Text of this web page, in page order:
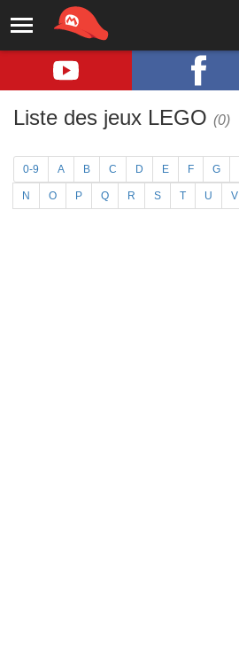
Liste des jeux LEGO (0)
0-9 A B C D E F G
N O P Q R S T U V